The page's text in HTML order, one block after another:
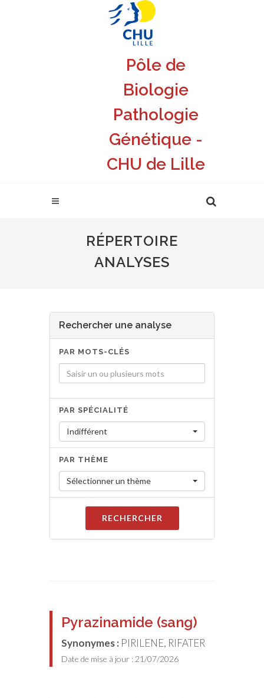
Pôle de
Biologie
Pathologie
Génétique -
CHU de Lille
RÉPERTOIRE
ANALYSES
Rechercher une analyse
PAR MOTS-CLÉS
PAR SPÉCIALITÉ
Indifférent
PAR THÈME
Sélectionner un thème
RECHERCHER
Pyrazinamide (sang)
Synonymes : PIRILENE, RIFATER
Date de mise à jour : 21/07/2026